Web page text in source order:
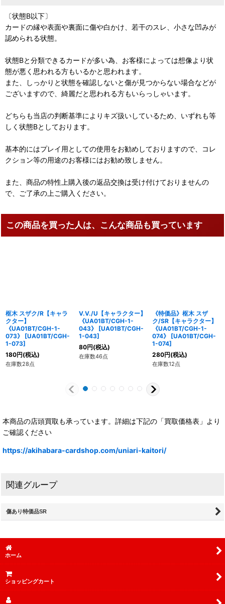
〔状態B以下〕
カードの縁や表面や裏面に傷や白かけ、若干のスレ、小さな凹みが
認められる状態。
状態Bと分類できるカードが多い為、お客様によっては想像より状
態が悪く思われる方もいるかと思われます。
また、しっかりと状態を確認しないと傷が見つからない場合などが
ございますので、綺麗だと思われる方もいらっしゃいます。
どちらも当店の判断基準によりキズ扱いしているため、いずれも等
しく状態Bとしております。
基本的にはプレイ用としての使用をお勧めしておりますので、コレ
クション等の用途のお客様にはお勧め致しません。
また、商品の特性上購入後の返品交換は受け付けておりませんの
で、ご了承の上ご購入ください。
この商品を買った人は、こんな商品も買っています
枢木 スザク/R【キャラ
クター】
《UA01BT/CGH-1-
073》
[UA01BT/CGH-
1-073]
180円(税込)
在庫数28点
V.V./U【キャラクター】
《UA01BT/CGH-1-
043》
[UA01BT/CGH-
1-043]
80円(税込)
在庫数46点
《特価品》枢木 スザ
ク/SR【キャラクター】
《UA01BT/CGH-1-
074》
[UA01BT/CGH-
1-074]
280円(税込)
在庫数12点
本商品の店頭買取も承っています。詳細は下記の「買取価格表」より
ご確認ください
https://akihabara-cardshop.com/uniari-kaitori/
関連グループ
傷あり特価品SR
ホーム
ショッピングカート